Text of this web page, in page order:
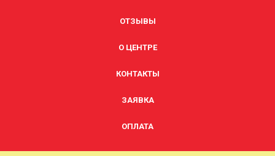
ОТЗЫВЫ
О ЦЕНТРЕ
КОНТАКТЫ
ЗАЯВКА
ОПЛАТА